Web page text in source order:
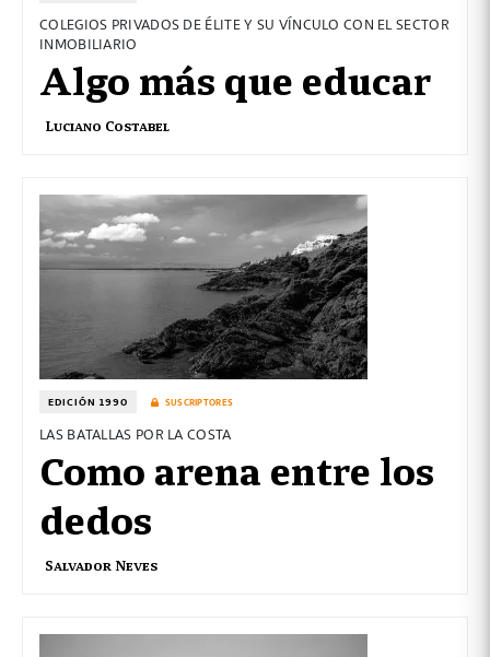
COLEGIOS PRIVADOS DE ÉLITE Y SU VÍNCULO CON EL SECTOR
INMOBILIARIO
Algo más que educar
Luciano Costabel
EDICIÓN 1990 SUSCRIPTORES
LAS BATALLAS POR LA COSTA
Como arena entre los
dedos
Salvador Neves